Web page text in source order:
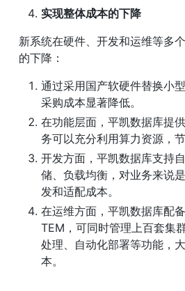
实现整体成本的下降
新系统在硬件、开发和运维等多
的下降：
通过采用国产软硬件替换小
采购成本显著降低。
在功能层面，平凯数据库提
务可以充分利用算力资源，
开发方面，平凯数据库支持
储、负载均衡，对业务来说
发和适配成本。
在运维方面，平凯数据库配
TEM，可同时管理上百套集
处理、自动化部署等功能，
本。